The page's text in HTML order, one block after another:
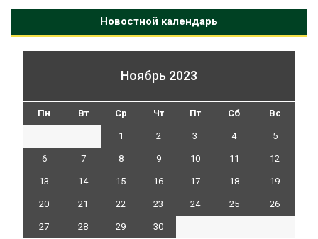
Новостной календарь
Ноябрь 2023
Пн Вт Ср Чт Пт Сб Вс
1 2 3 4 5
6 7 8 9 10 11 12
13 14 15 16 17 18 19
20 21 22 23 24 25 26
27 28 29
30